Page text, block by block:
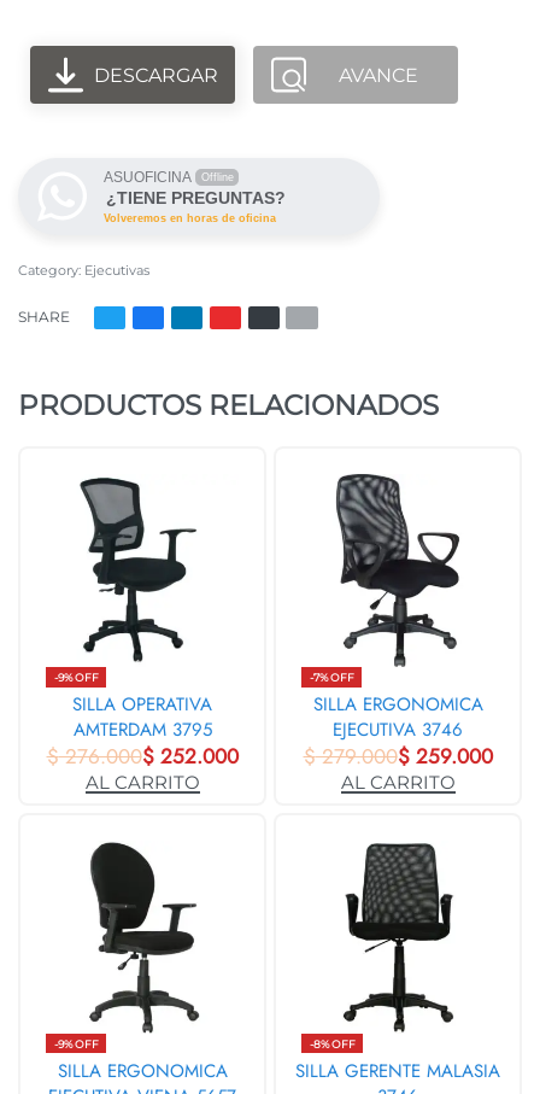
DESCARGAR AVANCE
ASUOFICINA Offline
¿TIENE PREGUNTAS?
Volveremos en horas de oficina
Category: Ejecutivas
SHARE
PRODUCTOS RELACIONADOS
-9% OFF
SILLA OPERATIVA
AMTERDAM 3795
$276.000$252.000
AL CARRITO
-7% OFF
SILLA ERGONOMICA
EJECUTIVA 3746
$279.000$259.000
AL CARRITO
-9% OFF
SILLA ERGONOMICA
-8% OFF
SILLA GERENTE MALASIA